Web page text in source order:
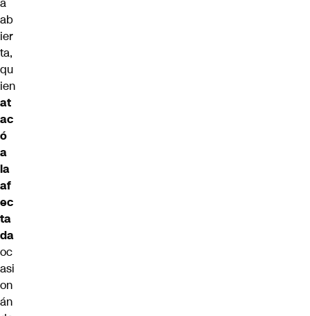
ab
ier
ta,
qu
ien
at
ac
ó
a
la
af
ec
ta
da
oc
asi
on
án